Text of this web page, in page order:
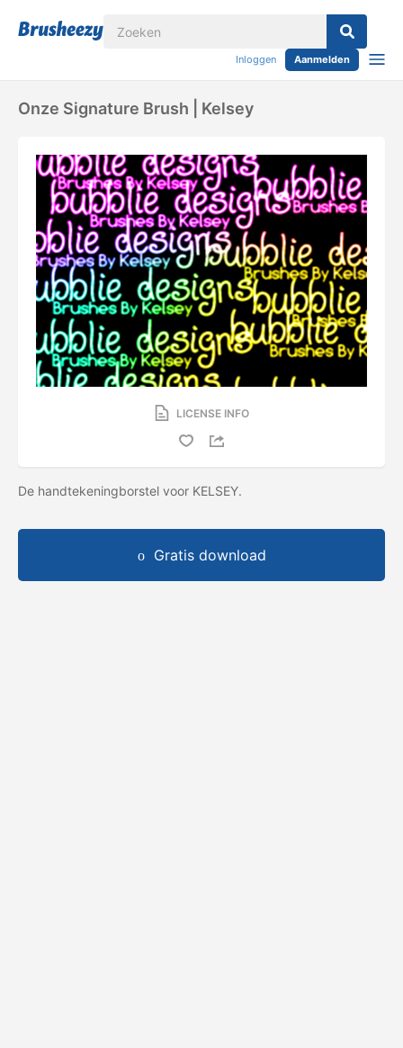
Inloggen Aanmelden
Onze Signature Brush | Kelsey
LICENSE INFO
De handtekeningborstel voor KELSEY.
Gratis download